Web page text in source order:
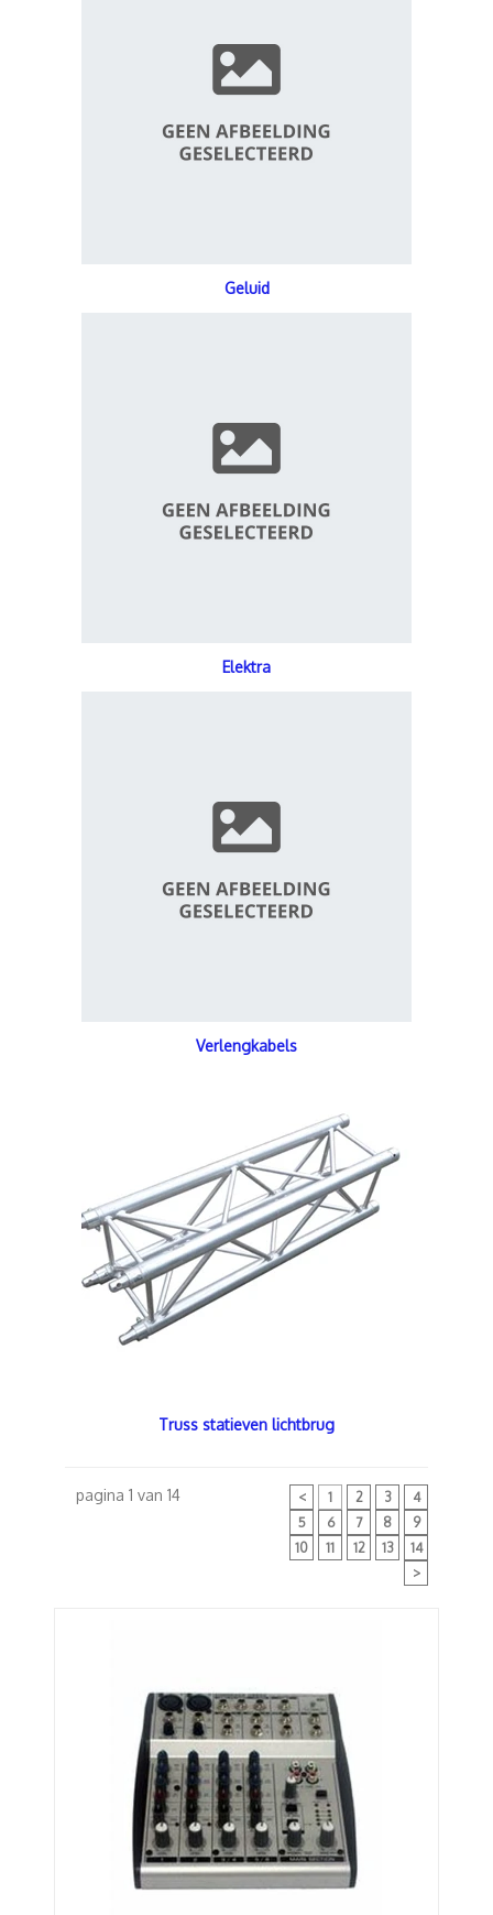
Geluid
Elektra
Verlengkabels
Truss statieven lichtbrug
pagina 1 van 14 < 1 2 3
4
5
6 7 8
9
10
11 12 13
14
>